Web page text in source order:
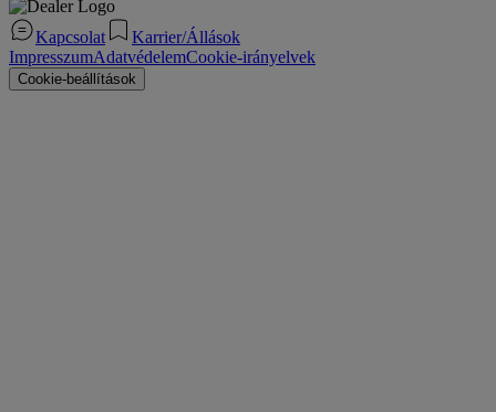
Kapcsolat
Karrier/Állások
ImpresszumAdatvédelemCookie-irányelvek
Cookie-beállítások